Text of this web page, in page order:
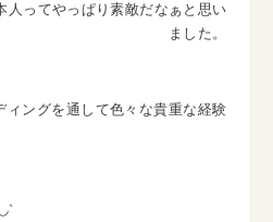
人ってやっぱり素敵だなぁと思い
ました。
ングを通して色々な貴重な経験